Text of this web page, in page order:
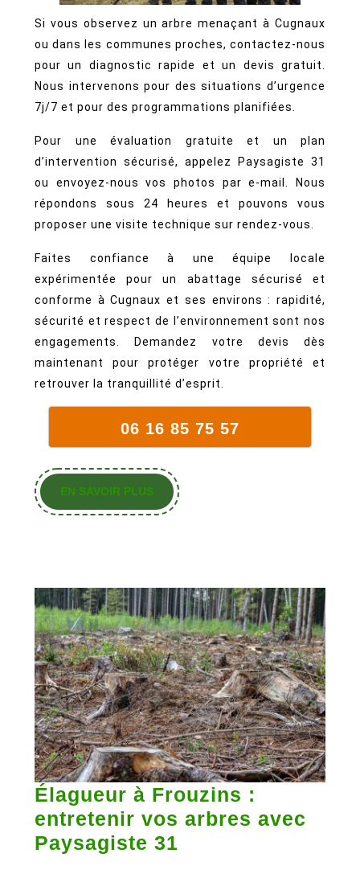
Si vous observez un arbre menaçant à Cugnaux
ou dans les communes proches, contactez-nous
pour un diagnostic rapide et un devis gratuit.
Nous intervenons pour des situations d’urgence
7j/7 et pour des programmations planifiées.
Pour une évaluation gratuite et un plan
d’intervention sécurisé, appelez Paysagiste 31
ou envoyez-nous vos photos par e-mail. Nous
répondons sous 24 heures et pouvons vous
proposer une visite technique sur rendez‑vous.
Faites confiance à une équipe locale
expérimentée pour un abattage sécurisé et
conforme à Cugnaux et ses environs : rapidité,
sécurité et respect de l’environnement sont nos
engagements. Demandez votre devis dès
maintenant pour protéger votre propriété et
retrouver la tranquillité d’esprit.
06 16 85 75 57
EN SAVOIR PLUSEN
SAVOIR
Élagueur à Frouzins :
entretenir vos arbres avec
Paysagiste 31